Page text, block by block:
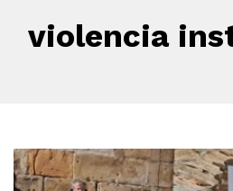
violencia